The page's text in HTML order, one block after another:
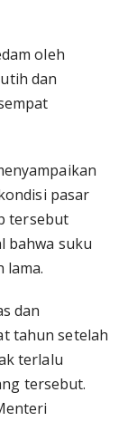
oleh
dan
pasar
tersebut
bahwa suku
lama.
dan
tahun setelah
terlalu
tersebut.